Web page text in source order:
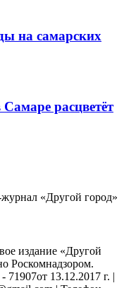
на самарских
расцветёт
«Другой город»
издание «Другой
Роскомнадзором.
13.12.2017 г. |